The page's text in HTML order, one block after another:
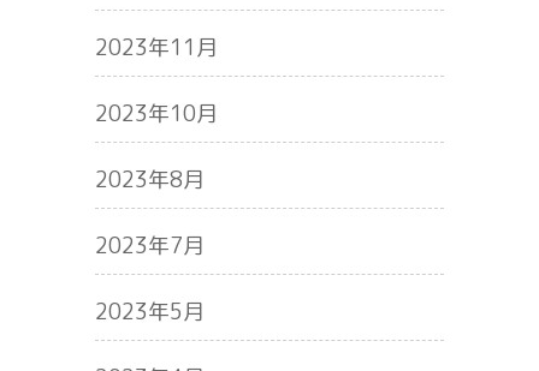
2023年11月
2023年10月
2023年8月
2023年7月
2023年5月